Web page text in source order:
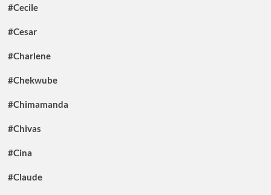
#Cecile
#Cesar
#Charlene
#Chekwube
#Chimamanda
#Chivas
#Cina
#Claude